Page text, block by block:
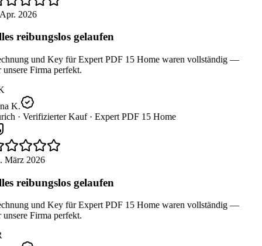
2026
reibungslos gelaufen
und Key für Expert PDF 15 Home waren vollständig —
Firma perfekt.
K.
· Verifizierter Kauf · Expert PDF 15 Home
März 2026
reibungslos gelaufen
und Key für Expert PDF 15 Home waren vollständig —
Firma perfekt.